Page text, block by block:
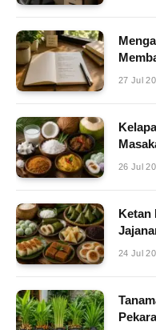
27 Jul
26 Jul
Ketan
24 Jul